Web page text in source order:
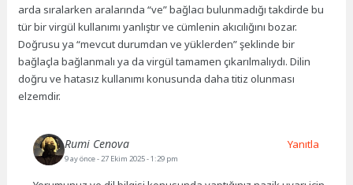
arda sıralarken aralarında “ve” bağlacı bulunmadığı takdirde bu
tür bir virgül kullanımı yanlıştır ve cümlenin akıcılığını bozar.
Doğrusu ya “mevcut durumdan ve yüklerden” şeklinde bir
bağlaçla bağlanmalı ya da virgül tamamen çıkarılmalıydı. Dilin
doğru ve hatasız kullanımı konusunda daha titiz olunması
elzemdir.
Rumi Cenova
9 ay önce- 27 Ekim 2025 - 1:29 pm
Yanıtla